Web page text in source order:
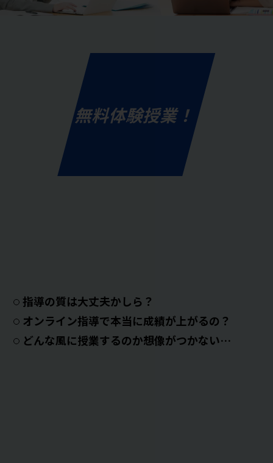
無料体験授業！
指導の質は大丈夫かしら？
オンライン指導で本当に成績が上がるの？
どんな風に授業するのか想像がつかない…